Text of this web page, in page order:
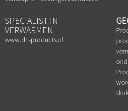
SPECIALIST IN
VERWARMEN
www.drl-products.nl